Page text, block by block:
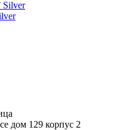
дом 129 корпус 2